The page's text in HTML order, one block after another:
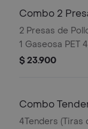
Combo 2
2 Presas de
1 Gaseosa PET
$ 23.900
Combo
4Tenders (Tiras